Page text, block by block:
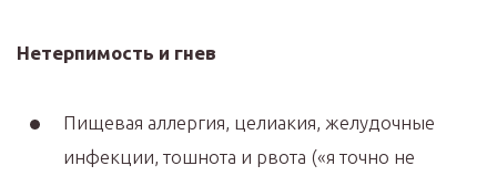
Нетерпимость и гнев
Пищевая аллергия, целиакия, желудочные
инфекции, тошнота и рвота («я точно не